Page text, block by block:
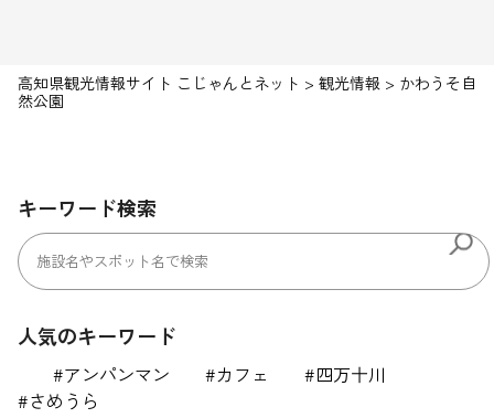
高知県観光情報サイト こじゃんとネット > 観光情報 > かわうそ自
然公園
キーワード検索
人気のキーワード
アンパンマン カフェ
四万十川
さめうら